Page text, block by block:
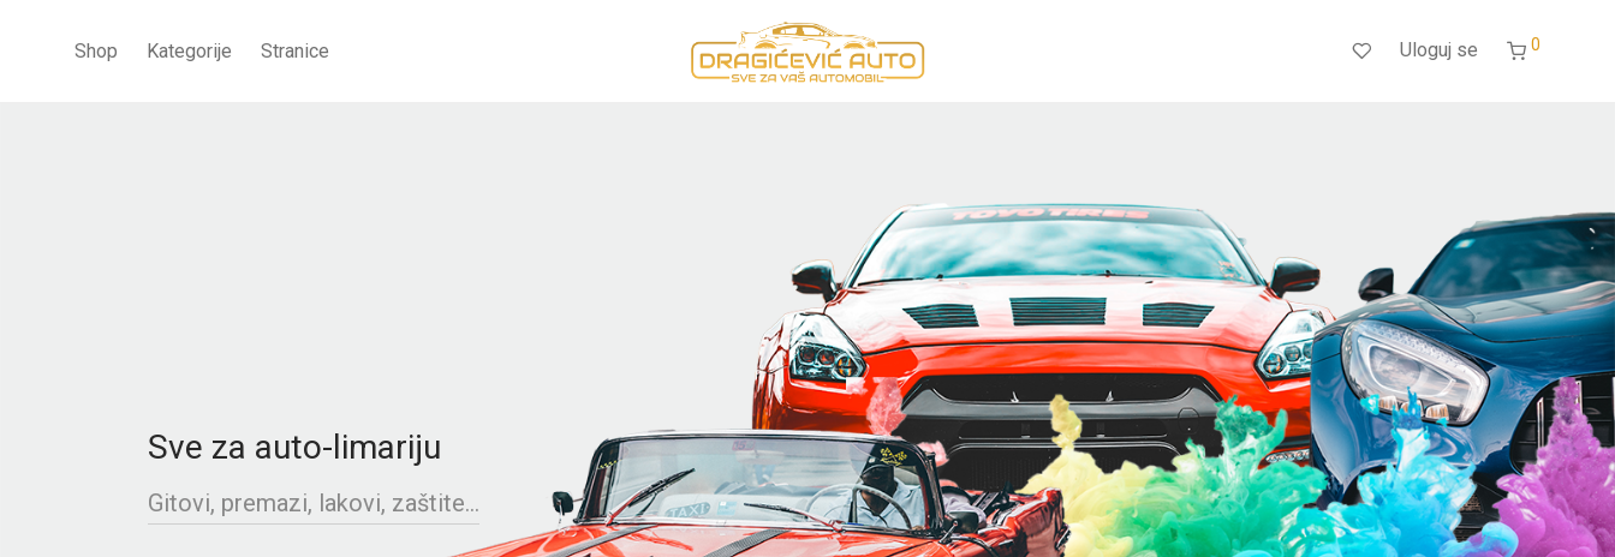
Shop Kategorije Stranice Uloguj se 0
Sve za auto-limariju
Gitovi, premazi, lakovi, zaštite...